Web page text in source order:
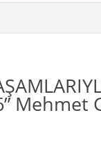
Mehmet